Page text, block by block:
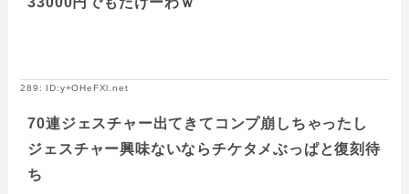
289: ID:y+OHeFXl.net
70連ジェスチャー出てきてコンプ崩しちゃったし
ジェスチャー興味ないならチケタメぶっぱと復刻待
ち